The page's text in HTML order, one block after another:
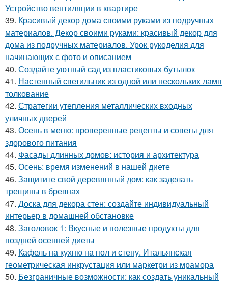
Устройство вентиляции в квартире
39. Красивый декор дома своими руками из подручных
материалов. Декор своими руками: красивый декор для
дома из подручных материалов. Урок рукоделия для
начинающих с фото и описанием
40. Создайте уютный сад из пластиковых бутылок
41. Настенный светильник из одной или нескольких ламп
толкование
42. Стратегии утепления металлических входных
уличных дверей
43. Осень в меню: проверенные рецепты и советы для
здорового питания
44. Фасады длинных домов: история и архитектура
45. Осень: время изменений в нашей диете
46. Защитите свой деревянный дом: как заделать
трещины в бревнах
47. Доска для декора стен: создайте индивидуальный
интерьер в домашней обстановке
48. Заголовок 1: Вкусные и полезные продукты для
поздней осенней диеты
49. Кафель на кухню на пол и стену. Итальянская
геометрическая инкрустация или маркетри из мрамора
50. Безграничные возможности: как создать уникальный